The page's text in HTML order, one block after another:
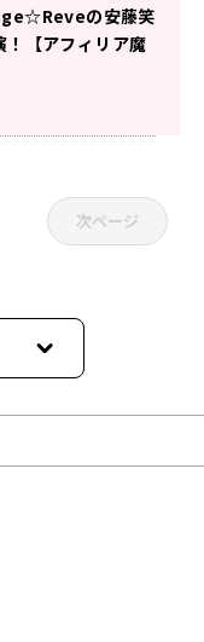
の安藤笑
！【アフィリア魔
次ページ